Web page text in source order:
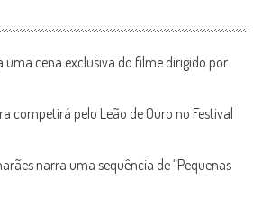
uma cena exclusiva do filme dirigido por
competirá pelo Leão de Ouro no Festival
narra uma sequência de “Pequenas